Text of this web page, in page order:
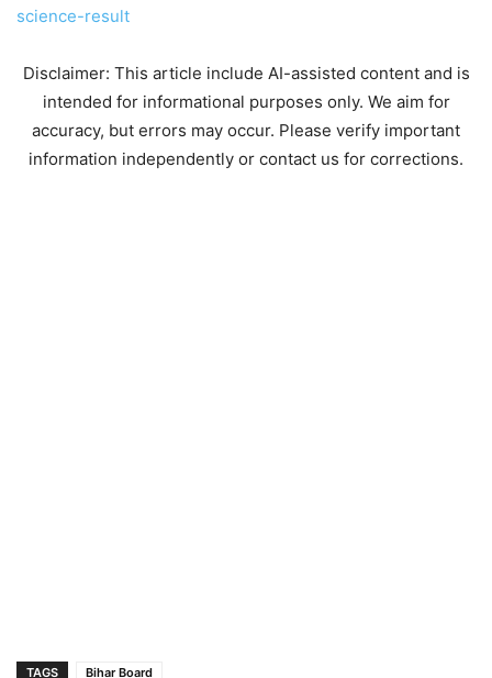
science-result
Disclaimer: This article include AI-assisted content and is
intended for informational purposes only. We aim for
accuracy, but errors may occur. Please verify important
information independently or contact us for corrections.
TAGS Bihar Board